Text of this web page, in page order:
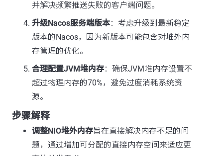
并解决频繁推送失败的客户端问题。
升级Nacos服务端版本：考虑升级到最新稳定
版本的Nacos，因为新版本可能包含对堆外内
存管理的优化。
合理配置JVM堆内存：确保JVM堆内存设置不
超过物理内存的70%，避免过度消耗系统资
源。
步骤解释
调整NIO堆外内存旨在直接解决内存不足的问
题，通过增加可分配的直接内存空间来适应更